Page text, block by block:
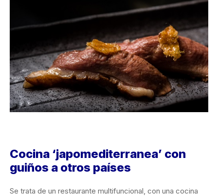
Cocina ‘japomediterranea’ con
guiños a otros países
Se trata de un restaurante multifuncional, con una cocina